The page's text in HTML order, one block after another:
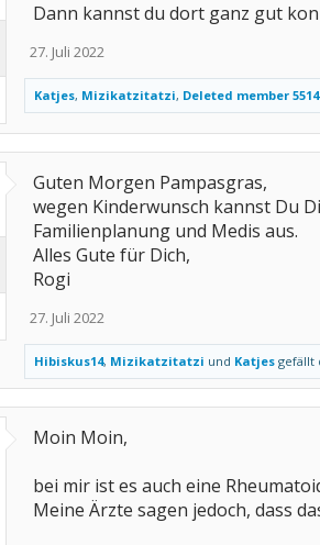
Dann kannst du dort ganz gut
27. Juli 2022
Katjes, Mizikatzitatzi, Deleted member
Guten Morgen Pampasgras,
wegen Kinderwunsch kannst Du
Familienplanung und Medis aus.
Alles Gute für Dich,
Rogi
27. Juli 2022
Hibiskus14, Mizikatzitatzi und Katjes gefällt
Moin Moin,
bei mir ist es auch eine
Meine Ärzte sagen jedoch, dass